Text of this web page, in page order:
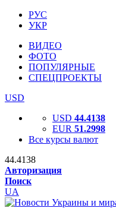
РУС
УКР
ВИДЕО
ФОТО
ПОПУЛЯРНЫЕ
СПЕЦПРОЕКТЫ
USD
USD 44.4138
EUR 51.2998
Все курсы валют
44.4138
Авторизация
Поиск
UA